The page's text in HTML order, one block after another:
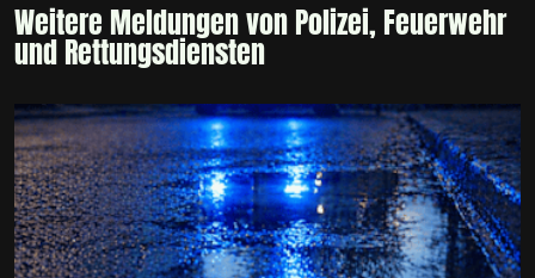
Weitere Meldungen von Polizei, Feuerwehr
und Rettungsdiensten